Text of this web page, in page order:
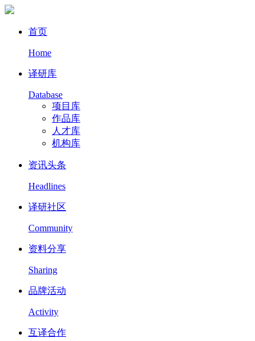
首页
Home
译研库
Database
项目库
作品库
人才库
机构库
资讯头条
Headlines
译研社区
Community
资料分享
Sharing
品牌活动
Activity
互译合作